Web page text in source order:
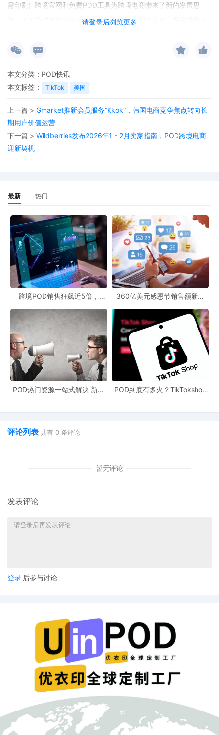
请登录后浏览更多
需印刷）跨境官网和免费POD工具为跨境电商带来了新的发展思
路。POD模式允许商家根据客户订单进行定制化生产，无需提前大
以直接面向全球消费者，绕过第三方平台的限制和不确定性。而
订单、设计产品以及处理物流等环节。
扰，但全球跨境电商市场的增长趋势依然明显。消费者对于个性
化、定制化产品的需求不断增加，这为POD模式的发展提供了广阔
的空间。卖家可以借助POD跨境官网和免费POD工具，抓住这一市
费POD工具的结合，有望成为跨境电商在复杂市场环境中的突围利
器，为卖家打开新的市场局面。
本文分类： POD快讯
本文标签：
TikTok 美国
上一篇 > Gmarket推新会员服务“Kkok”，韩国电商竞争焦点转向长
期用户价值运营
下一篇 > Wildberries发布2026年1 - 2月卖家指南，POD跨境电商
迎新契机
最新 热门
跨境POD销售狂飙近5倍，
360亿美元感恩节销售额新纪
新风潮！
POD热门资源一站式解决 新手
POD到底有多火？TikTokshop
评论列表 共有 0 条评论
暂无评论
发表评论
登录 后参与讨论